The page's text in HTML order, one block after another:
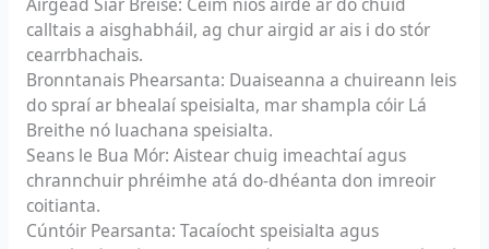
calltais a aisghabháil, ag chur airgid ar ais i do stór
cearrbhachais.
Bronntanais Phearsanta: Duaiseanna a chuireann leis
do spraí ar bhealaí speisialta, mar shampla cóir Lá
Breithe nó luachana speisialta.
Seans le Bua Mór: Aistear chuig imeachtaí agus
chrannchuir phréimhe atá do-dhéanta don imreoir
coitianta.
Cúntóir Pearsanta: Tacaíocht speisialta agus